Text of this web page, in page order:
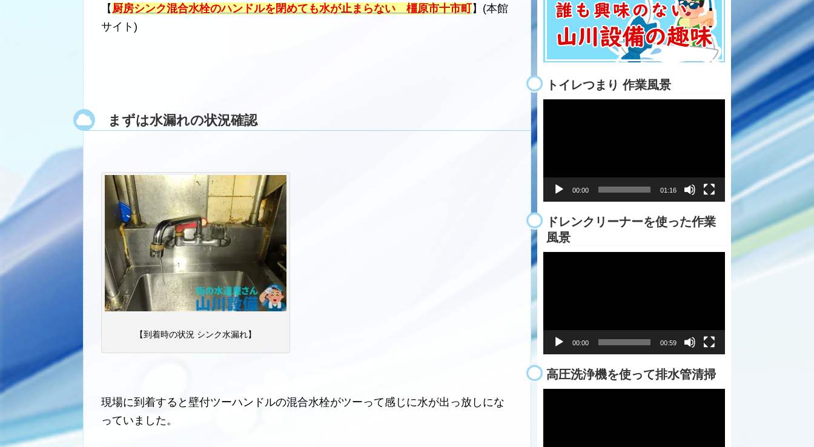
【 厨房シンク混合水栓のハンドルを閉めても水が止まらない 橿原市十市町】(本館
サイト)
まずは水漏れの状況確認
【到着時の状況 シンク水漏れ】
現場に到着すると壁付ツーハンドルの混合水栓がツーって感じに水が出っ放しにな
っていました。
トイレつまり 作業風景
ー
00:00 01:16
ドレンクリーナーを使った作業
風景
ー
00:00 00:59
高圧洗浄機を使って排水管清掃